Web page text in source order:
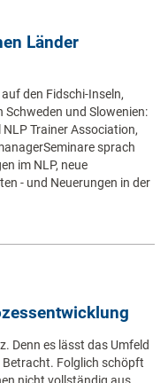
Länder
den Fidschi-Inseln,
und Slowenien:
Trainer Association,
sprach
im NLP, neue
- und Neuerungen in der
Denn es lässt das Umfeld
Betracht. Folglich schöpft
nicht vollständig aus.